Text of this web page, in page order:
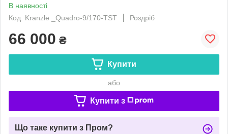
В наявності
Код: Kranzle _Quadro-9/170-TST
Роздріб
66 000 ₴
Купити
або
Купити з
Що таке купити з Пром?